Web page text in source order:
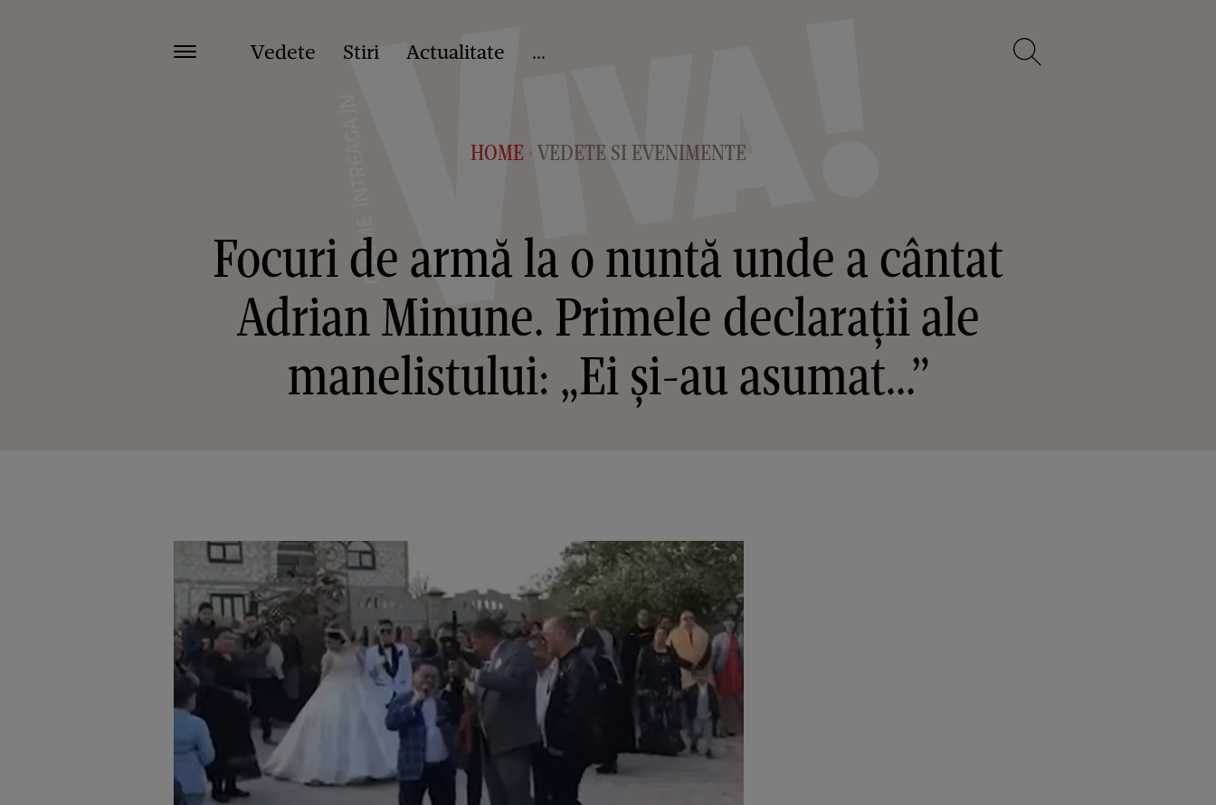
Vedete Stiri Actualitate ...
HOME > VEDETE SI EVENIMENTE
Focuri de armă la o nuntă unde a cântat
Adrian Minune. Primele declarații ale
manelistului: „Ei și-au asumat...”